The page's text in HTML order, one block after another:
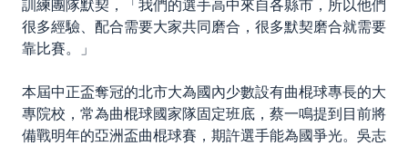
訓練團隊默契，「我們的選手高中來自各縣市，所以他們
很多經驗、配合需要大家共同磨合，很多默契磨合就需要
靠比賽。」
本屆中正盃奪冠的北市大為國內少數設有曲棍球專長的大
專院校，常為曲棍球國家隊固定班底，蔡一鳴提到目前將
備戰明年的亞洲盃曲棍球賽，期許選手能為國爭光。吳志